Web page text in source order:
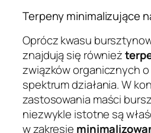
Terpeny minimalizujące
Oprócz kwasu
znajdują się również
związków organicznych
spektrum działania. W
zastosowania maści
niezwykle istotne są
w zakresie